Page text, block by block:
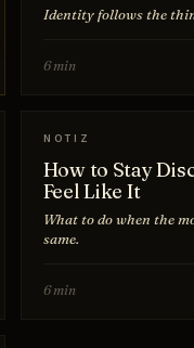
Identity follows the
6 min
NOTIZ
How to Stay
Feel Like It
What to do when the
same.
6 min